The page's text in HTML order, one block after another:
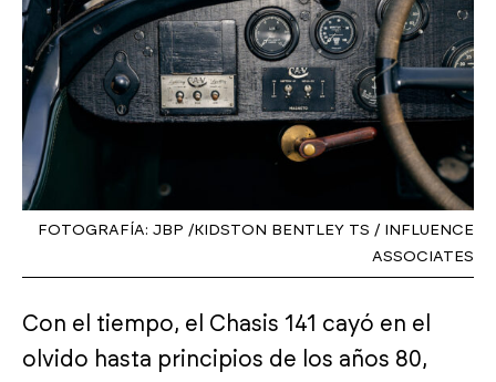
FOTOGRAFÍA: JBP /KIDSTON BENTLEY TS / INFLUENCE
ASSOCIATES
Con el tiempo, el Chasis 141 cayó en el
olvido hasta principios de los años 80,